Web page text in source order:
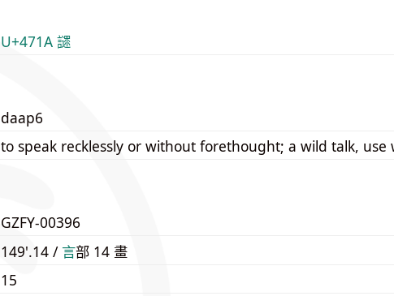
U+471A 䜚
daap6
to speak recklessly or without forethought; a wild talk, use
GZFY-00396
149'.14 / ⾔部 14 畫
15